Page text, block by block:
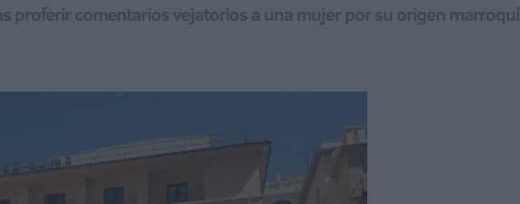
proferir comentarios vejatorios a una mujer por su origen marroquí